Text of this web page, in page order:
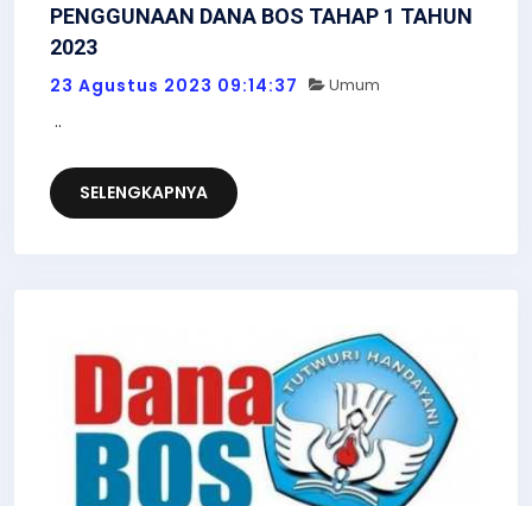
PENGGUNAAN DANA BOS TAHAP 1 TAHUN
2023
23 Agustus 2023 09:14:37 Umum
..
SELENGKAPNYA